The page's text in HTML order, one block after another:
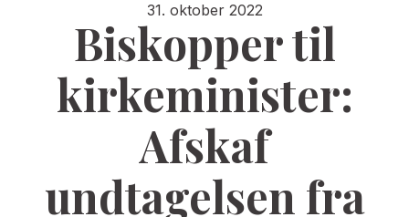
31. oktober 2022
Biskopper til
kirkeminister:
Afskaf
undtagelsen fra